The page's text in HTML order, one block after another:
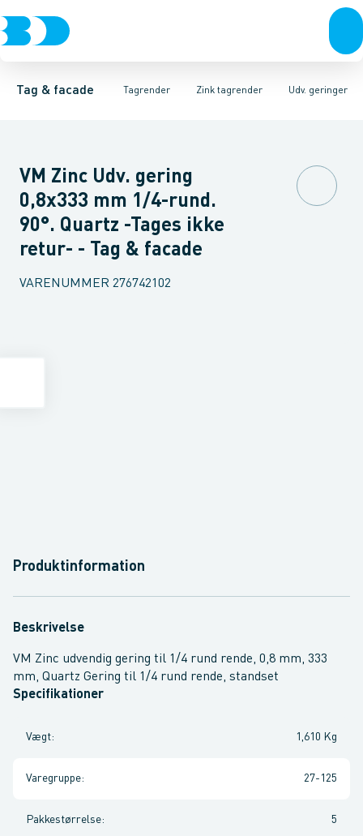
Tag & facade Tagrender
TagrenderPlader, coils & skifer Taginddækninger & taghætter
Zink tagrender
Zink tagrender Plast tagrender Stål tagrender Kobber
Udv. geringer
TagrenderNedløbsrørBøjninger 40gr.Bøjninger 60gr.
VM Zinc Udv. gering
0,8x333 mm 1/4-rund.
90°. Quartz -Tages ikke
retur- - Tag & facade
VARENUMMER 276742102
Produktinformation
Beskrivelse
VM Zinc udvendig gering til 1/4 rund rende, 0,8 mm, 333
mm, Quartz Gering til 1/4 rund rende, standset
Specifikationer
Vægt: 1,610 Kg
Varegruppe: 27-125
Pakkestørrelse: 5